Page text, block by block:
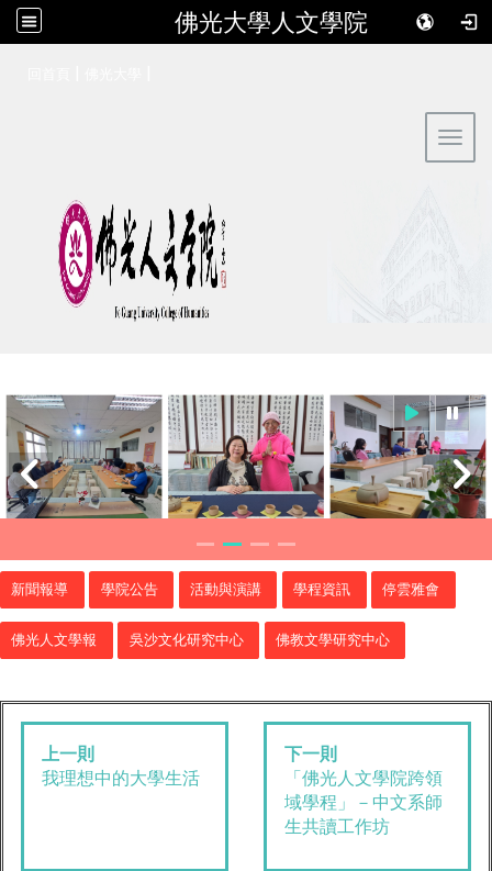
佛光大學人文學院
新聞報導 學院公告 活動與演講 學程資訊 停雲雅會
佛光人文學報 吳沙文化研究中心 佛教文學研究中心
上一則
我理想中的大學生活
下一則
「佛光人文學院跨領
域學程」－中文系師
生共讀工作坊